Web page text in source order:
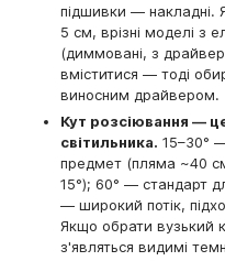
підшивки —
5 см, врізні моделі з
(диммовані, з
вміститися — тоді
виносним драйвером.
Кут розсіювання —
світильника. 15–30°
предмет (пляма ~40 см
15°); 60° — стандарт
— широкий потік,
Якщо обрати вузький
з'являться видимі